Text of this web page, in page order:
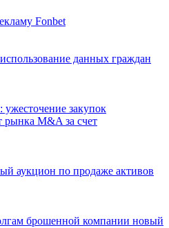
Fonbet
данных граждан
ужесточение закупок
рынка M&A за счет
аукцион по продаже активов
брошенной компании новый